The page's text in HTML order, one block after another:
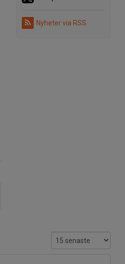
Nyheter via RSS